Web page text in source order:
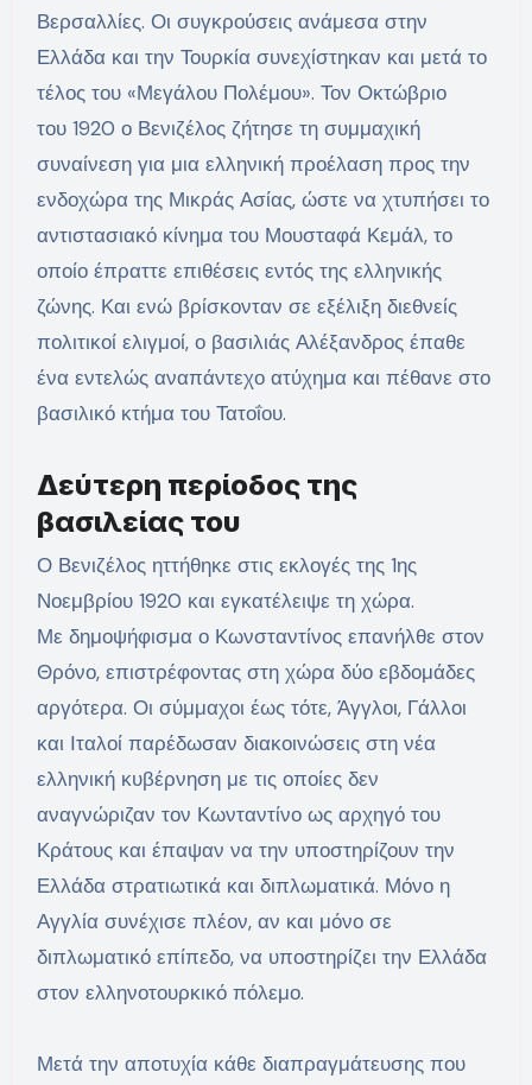
Βερσαλλίες. Οι συγκρούσεις ανάμεσα στην
Ελλάδα και την Τουρκία συνεχίστηκαν και μετά το
τέλος του «Μεγάλου Πολέμου». Τον Οκτώβριο
του 1920 ο Βενιζέλος ζήτησε τη συμμαχική
συναίνεση για μια ελληνική προέλαση προς την
ενδοχώρα της Μικράς Ασίας, ώστε να χτυπήσει το
αντιστασιακό κίνημα του Μουσταφά Κεμάλ, το
οποίο έπραττε επιθέσεις εντός της ελληνικής
ζώνης. Και ενώ βρίσκονταν σε εξέλιξη διεθνείς
πολιτικοί ελιγμοί, ο βασιλιάς Αλέξανδρος έπαθε
ένα εντελώς αναπάντεχο ατύχημα και πέθανε στο
βασιλικό κτήμα του Τατοΐου.
Δεύτερη περίοδος της
βασιλείας του
Ο Βενιζέλος ηττήθηκε στις εκλογές της 1ης
Νοεμβρίου 1920 και εγκατέλειψε τη χώρα.
Με δημοψήφισμα ο Κωνσταντίνος επανήλθε στον
Θρόνο, επιστρέφοντας στη χώρα δύο εβδομάδες
αργότερα. Οι σύμμαχοι έως τότε, Άγγλοι, Γάλλοι
και Ιταλοί παρέδωσαν διακοινώσεις στη νέα
ελληνική κυβέρνηση με τις οποίες δεν
αναγνώριζαν τον Κωνταντίνο ως αρχηγό του
Κράτους και έπαψαν να την υποστηρίζουν την
Ελλάδα στρατιωτικά και διπλωματικά. Μόνο η
Αγγλία συνέχισε πλέον, αν και μόνο σε
διπλωματικό επίπεδο, να υποστηρίζει την Ελλάδα
στον ελληνοτουρκικό πόλεμο.
Μετά την αποτυχία κάθε διαπραγμάτευσης που